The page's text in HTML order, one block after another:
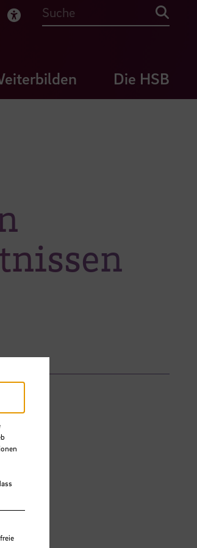
Modus
Visuelle Hilfe
Suche
Die HSB